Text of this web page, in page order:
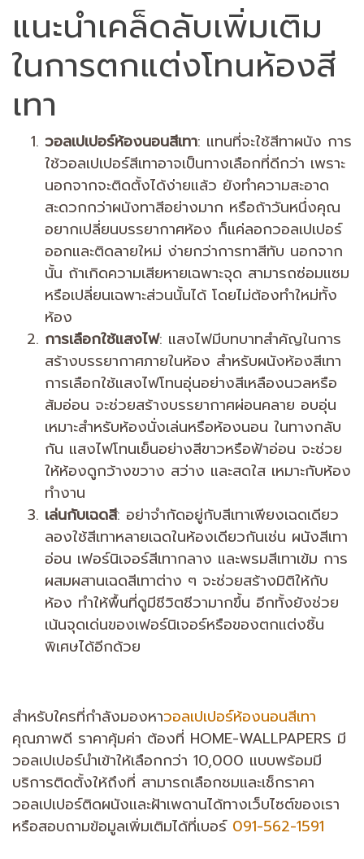
แนะนำเคล็ดลับเพิ่มเติม
ในการตกแต่งโทนห้องสี
เทา
วอลเปเปอร์ห้องนอนสีเทา: แทนที่จะใช้สีทาผนัง การ
ใช้วอลเปเปอร์สีเทาอาจเป็นทางเลือกที่ดีกว่า เพราะ
นอกจากจะติดตั้งได้ง่ายแล้ว ยังทำความสะอาด
สะดวกกว่าผนังทาสีอย่างมาก หรือถ้าวันหนึ่งคุณ
อยากเปลี่ยนบรรยากาศห้อง ก็แค่ลอกวอลเปเปอร์
ออกและติดลายใหม่ ง่ายกว่าการทาสีทับ นอกจาก
นั้น ถ้าเกิดความเสียหายเฉพาะจุด สามารถซ่อมแซม
หรือเปลี่ยนเฉพาะส่วนนั้นได้ โดยไม่ต้องทำใหม่ทั้ง
ห้อง
การเลือกใช้แสงไฟ: แสงไฟมีบทบาทสำคัญในการ
สร้างบรรยากาศภายในห้อง สำหรับผนังห้องสีเทา
การเลือกใช้แสงไฟโทนอุ่นอย่างสีเหลืองนวลหรือ
ส้มอ่อน จะช่วยสร้างบรรยากาศผ่อนคลาย อบอุ่น
เหมาะสำหรับห้องนั่งเล่นหรือห้องนอน ในทางกลับ
กัน แสงไฟโทนเย็นอย่างสีขาวหรือฟ้าอ่อน จะช่วย
ให้ห้องดูกว้างขวาง สว่าง และสดใส เหมาะกับห้อง
ทำงาน
เล่นกับเฉดสี: อย่าจำกัดอยู่กับสีเทาเพียงเฉดเดียว
ลองใช้สีเทาหลายเฉดในห้องเดียวกันเช่น ผนังสีเทา
อ่อน เฟอร์นิเจอร์สีเทากลาง และพรมสีเทาเข้ม การ
ผสมผสานเฉดสีเทาต่าง ๆ จะช่วยสร้างมิติให้กับ
ห้อง ทำให้พื้นที่ดูมีชีวิตชีวามากขึ้น อีกทั้งยังช่วย
เน้นจุดเด่นของเฟอร์นิเจอร์หรือของตกแต่งชิ้น
พิเศษได้อีกด้วย
สำหรับใครที่กำลังมองหาวอลเปเปอร์ห้องนอนสีเทา
คุณภาพดี ราคาคุ้มค่า ต้องที่ HOME-WALLPAPERS มี
วอลเปเปอร์นำเข้าให้เลือกกว่า 10,000 แบบพร้อมมี
บริการติดตั้งให้ถึงที่ สามารถเลือกชมและเช็กราคา
วอลเปเปอร์ติดผนังและฝ้าเพดานได้ทางเว็บไซต์ของเรา
หรือสอบถามข้อมูลเพิ่มเติมได้ที่เบอร์ 091-562-1591